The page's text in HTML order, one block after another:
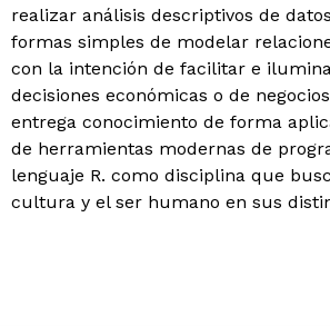
realizar análisis descriptivos de
formas simples de modelar
con la intención de facilitar e
decisiones económicas o de
entrega conocimiento de forma
de herramientas modernas de
lenguaje R. como disciplina que
cultura y el ser humano en sus